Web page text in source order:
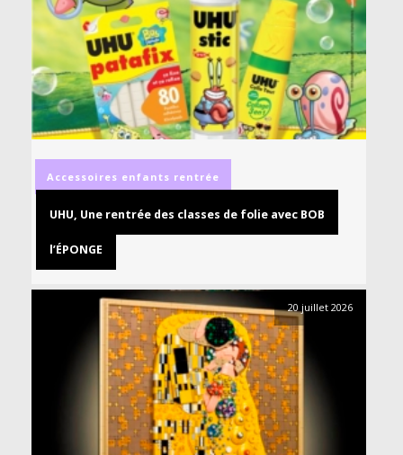
Accessoires enfants rentrée
UHU, Une rentrée des classes de folie avec BOB
l’ÉPONGE
20 juillet 2026